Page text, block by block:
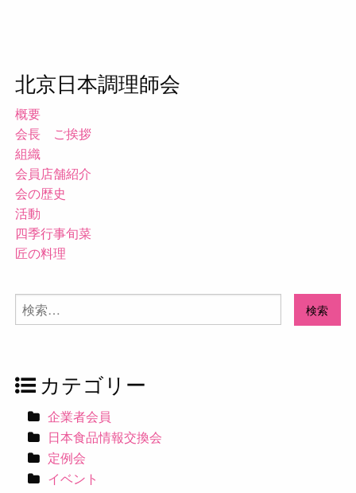
北京日本調理師会
概要
会長 ご挨拶
組織
会員店舗紹介
会の歴史
活動
四季行事旬菜
匠の料理
検
索:
カテゴリー
企業者会員
日本食品情報交換会
定例会
イベント